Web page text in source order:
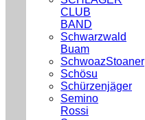
CLUB
BAND
Schwarzwald
Buam
SchwoazStoaner
Schösu
Schürzenjäger
Semino
Rossi